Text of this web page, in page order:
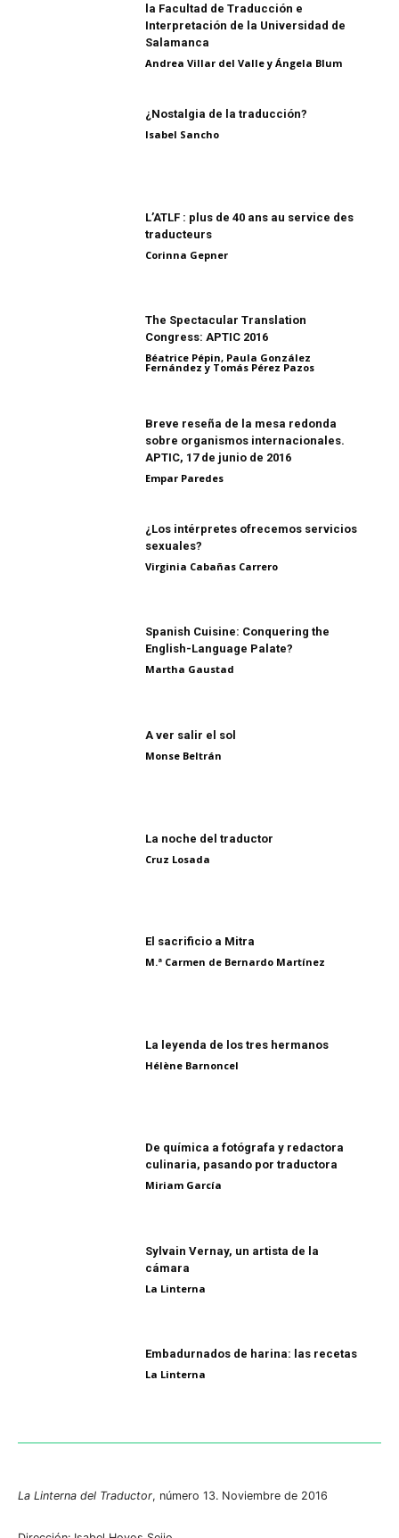
la Facultad de Traducción e
Interpretación de la Universidad de
Salamanca
Andrea Villar del Valle y Ángela Blum
¿Nostalgia de la traducción?
Isabel Sancho
L’ATLF : plus de 40 ans au service des
traducteurs
Corinna Gepner
The Spectacular Translation
Congress: APTIC 2016
Béatrice Pépin, Paula González
Fernández y Tomás Pérez Pazos
Breve reseña de la mesa redonda
sobre organismos internacionales.
APTIC, 17 de junio de 2016
Empar Paredes
¿Los intérpretes ofrecemos servicios
sexuales?
Virginia Cabañas Carrero
Spanish Cuisine: Conquering the
English-Language Palate?
Martha Gaustad
A ver salir el sol
Monse Beltrán
La noche del traductor
Cruz Losada
El sacrificio a Mitra
M.ª Carmen de Bernardo Martínez
La leyenda de los tres hermanos
Hélène Barnoncel
De química a fotógrafa y redactora
culinaria, pasando por traductora
Miriam García
Sylvain Vernay, un artista de la
cámara
La Linterna
Embadurnados de harina: las recetas
La Linterna
La Linterna del Traductor, número 13. Noviembre de 2016